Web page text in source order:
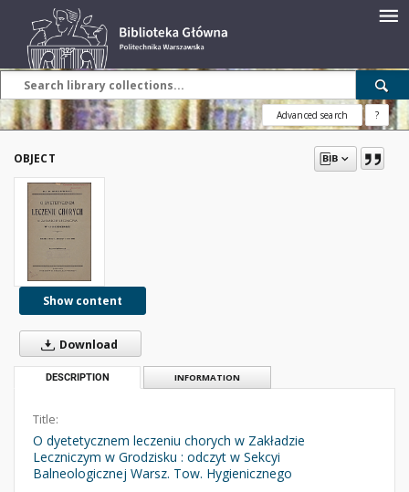
Advanced search ?
OBJECT
Show content
Download
DESCRIPTION INFORMATION
Title:
O dyetetycznem leczeniu chorych w Zakładzie
Leczniczym w Grodzisku : odczyt w Sekcyi
Balneologicznej Warsz. Tow. Hygienicznego